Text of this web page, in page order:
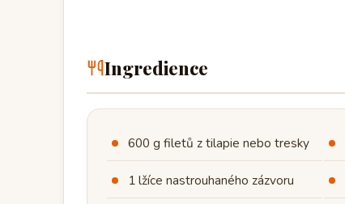
Ingredience
600 g filetů z tilapie nebo tresky
1 lžíce nastrouhaného zázvoru